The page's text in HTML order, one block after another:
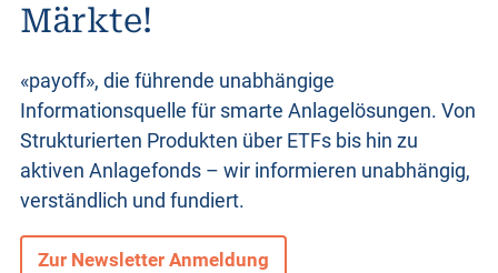
Märkte!
«payoff», die führende unabhängige
Informationsquelle für smarte Anlagelösungen. Von
Strukturierten Produkten über ETFs bis hin zu
aktiven Anlagefonds – wir informieren unabhängig,
verständlich und fundiert.
Zur Newsletter Anmeldung